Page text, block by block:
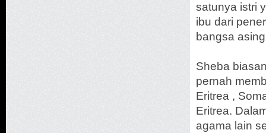
satunya istri
ibu dari
bangsa
Sheba
pernah
Eritrea ,
Eritrea.
agama lain